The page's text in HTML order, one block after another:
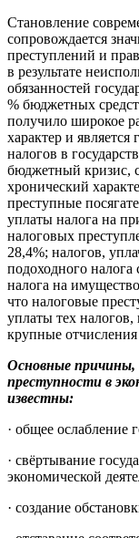
Становление
сопровождается
преступлений и
в результате
обязанностей
% бюджетных
получило широкое
характер и
налогов в
бюджетный кризис,
хронический
преступные
уплаты налога на
налоговых
28,4%; налогов,
подоходного
налога на
что налоговые
уплаты тех
крупные
Основные причины,
преступности в
известны:
· общее ослабление
· свёртывание
экономической
· создание